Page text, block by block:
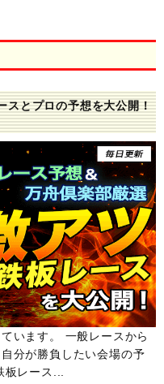
スとプロの予想を大公開！
います。 一般レースから
分が勝負したい会場の予
レース...